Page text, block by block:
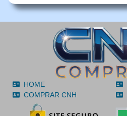
HOME
COMPRAR CNH